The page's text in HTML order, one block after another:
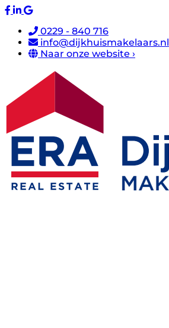
0229 - 840 716
info@dijkhuismakelaars.nl
Naar onze website ›